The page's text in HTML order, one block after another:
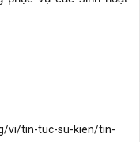
vi/tin-tuc-su-kien/tin-